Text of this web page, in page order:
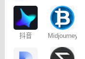
书图文笔
记
聊天
抖音
– 免费
Midjourney
（咒语）